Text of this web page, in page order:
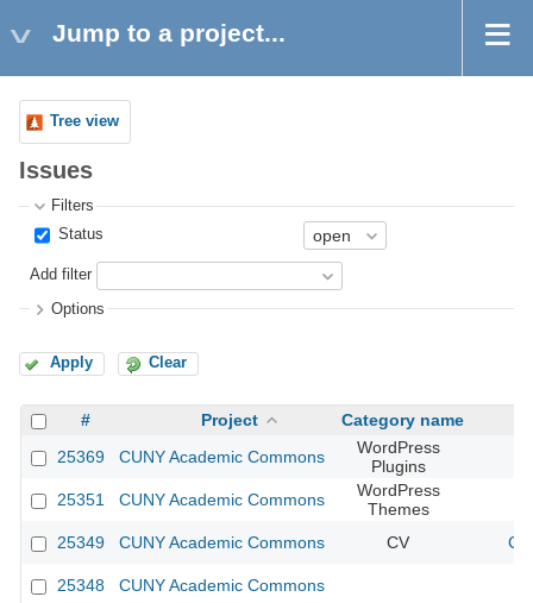
Jump to a project...
Tree view
Issues
Filters
Status
Add filter
Options
Apply Clear
# Project
Category name
25369
CUNY Academic Commons
WordPress
Plugins
25351
CUNY Academic Commons
WordPress
Themes
25349
CUNY Academic Commons CV
25348 CUNY Academic Commons